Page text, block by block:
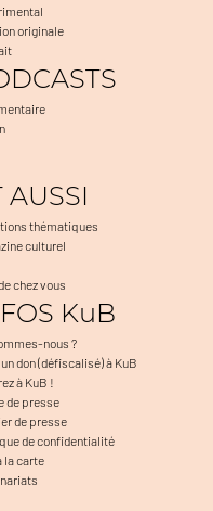
originale
AUSSI
thématiques
culturel
chez vous
KuB
nous ?
don (défiscalisé) à KuB
à KuB !
de presse
de presse
de confidentialité
la carte